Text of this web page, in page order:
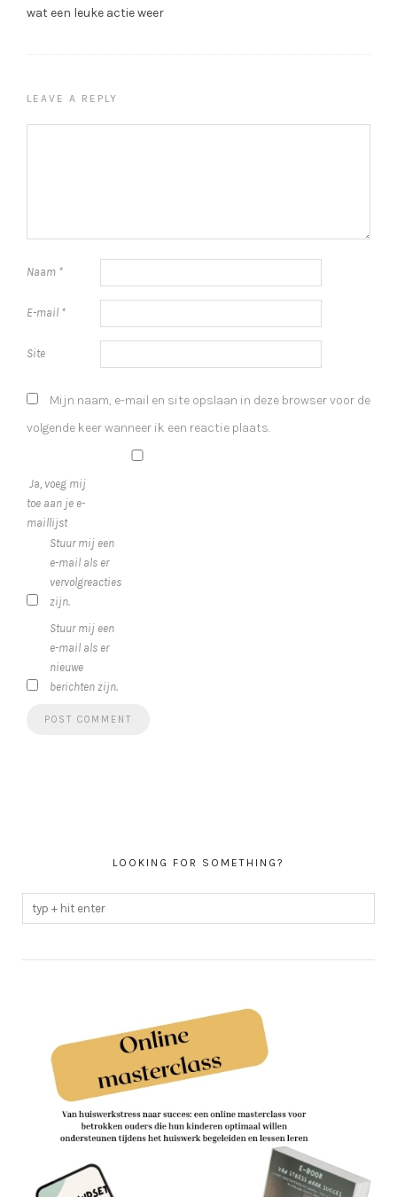
wat een leuke actie weer
LEAVE A REPLY
Naam *
E-mail *
Site
Mijn naam, e-mail en site opslaan in deze browser voor de
volgende keer wanneer ik een reactie plaats.
Ja, voeg mij
toe aan je e-
maillijst
Stuur mij een
e-mail als er
vervolgreacties
zijn.
Stuur mij een
e-mail als er
nieuwe
berichten zijn.
LOOKING FOR SOMETHING?